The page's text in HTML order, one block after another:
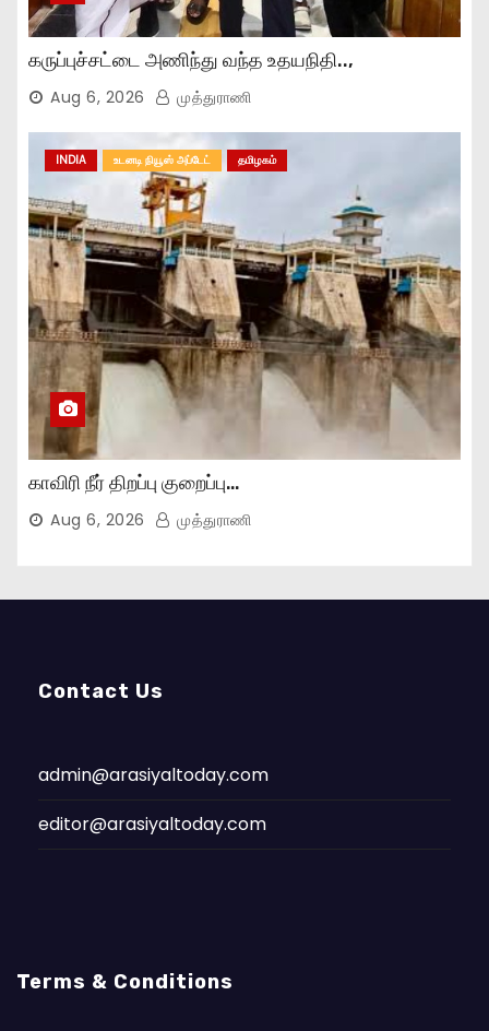
கருப்புச்சட்டை அணிந்து வந்த உதயநிதி..,
Aug 6, 2026 முத்துராணி
INDIA உடனடி நியூஸ் அப்டேட் தமிழகம்
காவிரி நீர் திறப்பு குறைப்பு…
Aug 6, 2026 முத்துராணி
Contact Us
admin@arasiyaltoday.com
editor@arasiyaltoday.com
Terms & Conditions